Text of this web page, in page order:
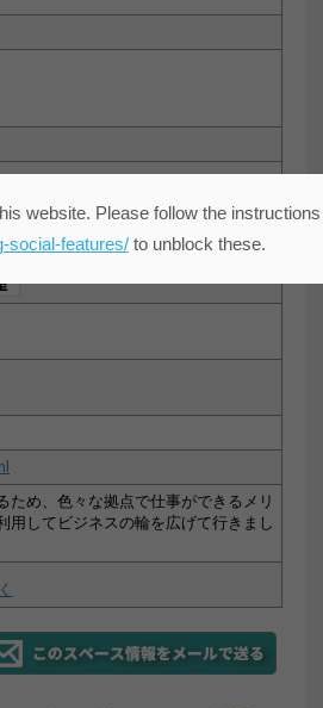
ため、色々な拠点で仕事ができるメリ
用してビジネスの輪を広げて行きまし
website. Please follow the
social-features/to unblock these.